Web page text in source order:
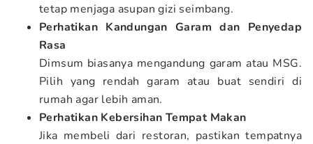
tetap menjaga asupan gizi seimbang.
Perhatikan Kandungan Garam dan Penyedap
Rasa
Dimsum biasanya mengandung garam atau MSG.
Pilih yang rendah garam atau buat sendiri di
rumah agar lebih aman.
Perhatikan Kebersihan Tempat Makan
Jika membeli dari restoran, pastikan tempatnya